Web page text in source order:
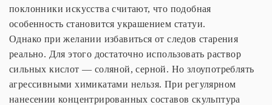
поклонники искусства считают, что подобная
особенность становится украшением статуи.
Однако при желании избавиться от следов старения
реально. Для этого достаточно использовать раствор
сильных кислот — соляной, серной. Но злоупотреблять
агрессивными химикатами нельзя. При регулярном
нанесении концентрированных составов скульптура